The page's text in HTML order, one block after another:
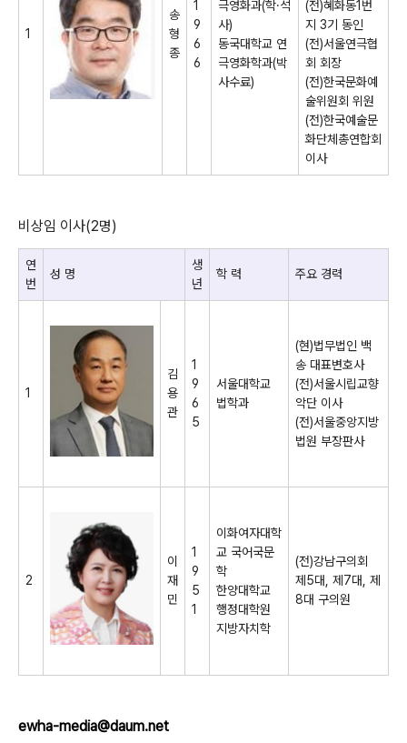
1
송
형
종
1
9
6
6
극영화과(학·석
사)
동국대학교 연
극영화학과(박
사수료)
(전)혜화동1 번
지 3기 동인
(전)서울연극협
회 회장
(전)한국문화예
술위원회 위원
(전)한국예술문
화단체총연합회
이사
비상임 이사(2명)
연
번
성 명
생
년
학 력 주요 경력
1
김
용
관
1
9
6
5
서울대학교
법학과
(현)법무법인 백
송 대표변호사
(전)서울시립교향
악단 이사
(전)서울중앙지방
법원 부장판사
2
이
재
민
1
9
5
1
이화여자대학
교 국어국문
학
한양대학교
행정대학원
지방자치학
(전)강남구의회
제 5대 제 7대
제
8대 구의원
ewha-media@daum.net